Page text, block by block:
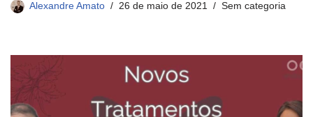
Alexandre Amato 26 de maio de 2021 Sem categoria